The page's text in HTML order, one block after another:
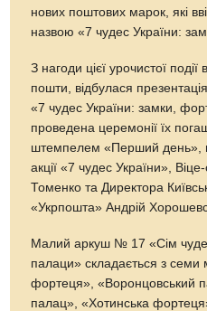
нових поштових марок, які
назвою «7 чудес України:
З нагоди цієї урочистої події
пошти, відбулася
«7 чудес України: замки,
проведена церемонії їх
штемпелем «Перший день», в
акції «7 чудес України»,
Томенко та Директора
«Укрпошта» Андрій
Малий аркуш № 17 «Сім
палаци» складається з семи
фортеця», «Воронцовський
палац», «Хотинська